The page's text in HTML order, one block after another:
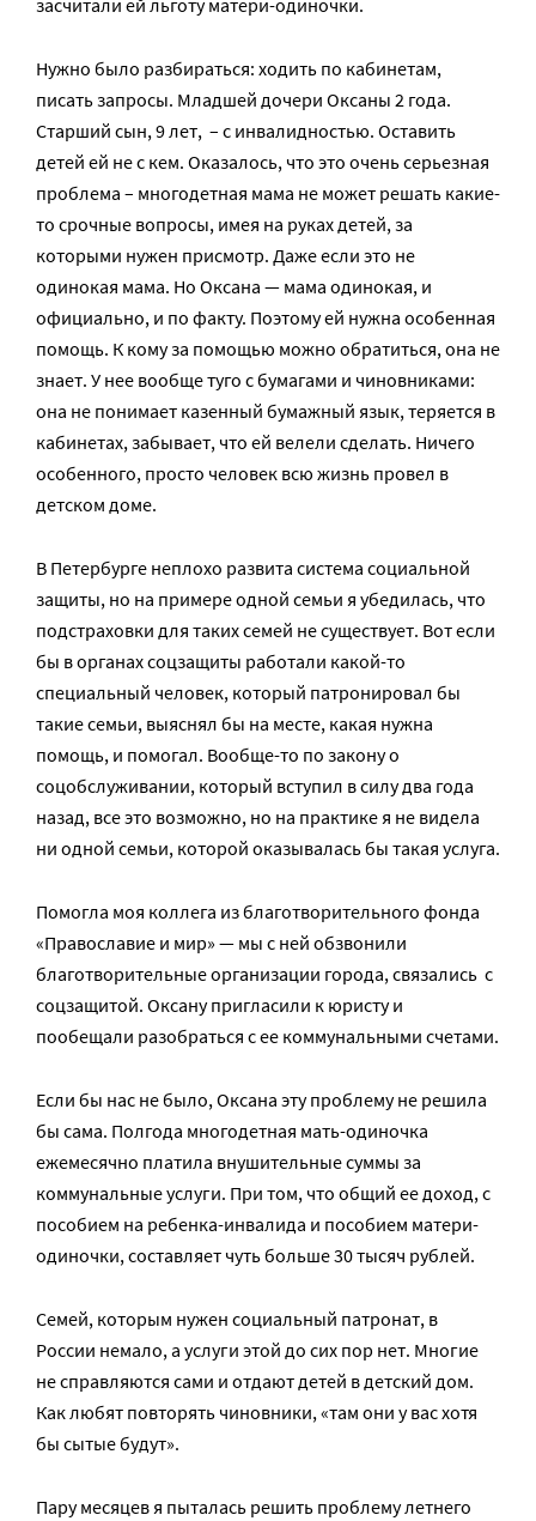
засчитали ей льготу матери-одиночки.
Нужно было разбираться: ходить по кабинетам,
писать запросы. Младшей дочери Оксаны 2 года.
Старший сын, 9 лет, – с инвалидностью. Оставить
детей ей не с кем. Оказалось, что это очень серьезная
проблема – многодетная мама не может решать какие-
то срочные вопросы, имея на руках детей, за
которыми нужен присмотр. Даже если это не
одинокая мама. Но Оксана — мама одинокая, и
официально, и по факту. Поэтому ей нужна особенная
помощь. К кому за помощью можно обратиться, она не
знает. У нее вообще туго с бумагами и чиновниками:
она не понимает казенный бумажный язык, теряется в
кабинетах, забывает, что ей велели сделать. Ничего
особенного, просто человек всю жизнь провел в
детском доме.
В Петербурге неплохо развита система социальной
защиты, но на примере одной семьи я убедилась, что
подстраховки для таких семей не существует. Вот если
бы в органах соцзащиты работали какой-то
специальный человек, который патронировал бы
такие семьи, выяснял бы на месте, какая нужна
помощь, и помогал. Вообще-то по закону о
соцобслуживании, который вступил в силу два года
назад, все это возможно, но на практике я не видела
ни одной семьи, которой оказывалась бы такая услуга.
Помогла моя коллега из благотворительного фонда
«Православие и мир» — мы с ней обзвонили
благотворительные организации города, связались с
соцзащитой. Оксану пригласили к юристу и
пообещали разобраться с ее коммунальными счетами.
Если бы нас не было, Оксана эту проблему не решила
бы сама. Полгода многодетная мать-одиночка
ежемесячно платила внушительные суммы за
коммунальные услуги. При том, что общий ее доход, с
пособием на ребенка-инвалида и пособием матери-
одиночки, составляет чуть больше 30 тысяч рублей.
Семей, которым нужен социальный патронат, в
России немало, а услуги этой до сих пор нет. Многие
не справляются сами и отдают детей в детский дом.
Как любят повторять чиновники, «там они у вас хотя
бы сытые будут».
Пару месяцев я пыталась решить проблему летнего